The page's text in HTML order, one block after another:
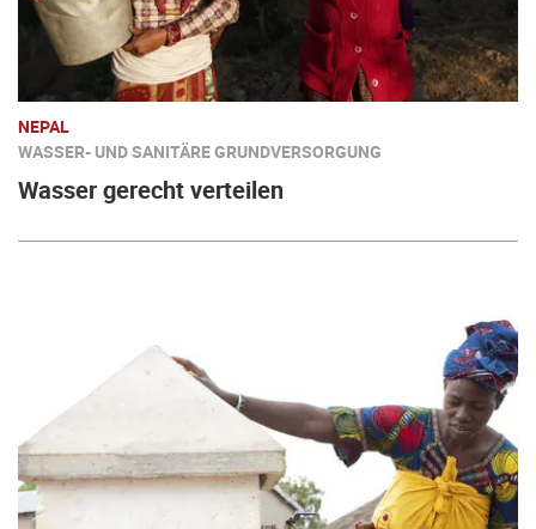
NEPAL
WASSER- UND SANITÄRE GRUNDVERSORGUNG
Wasser gerecht verteilen